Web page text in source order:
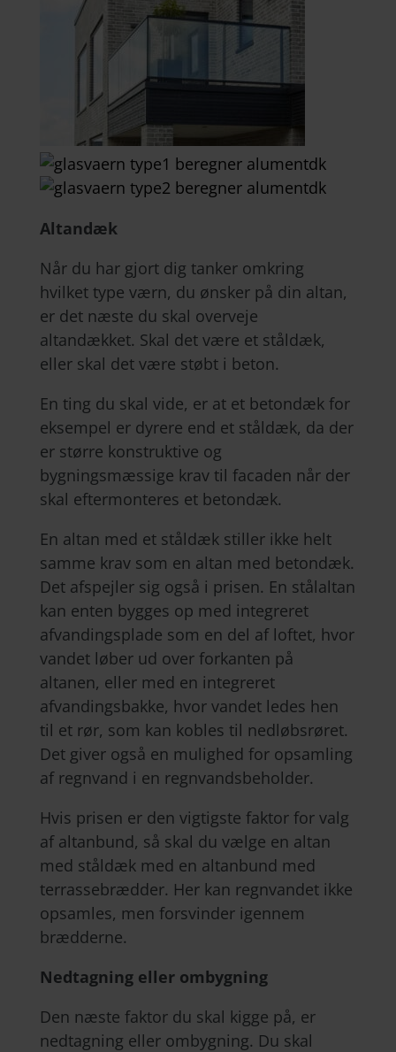
Altandæk
Når du har gjort dig tanker omkring
hvilket type værn, du ønsker på din altan,
er det næste du skal overveje
altandækket. Skal det være et ståldæk,
eller skal det være støbt i beton.
En ting du skal vide, er at et betondæk for
eksempel er dyrere end et ståldæk, da der
er større konstruktive og
bygningsmæssige krav til facaden når der
skal eftermonteres et betondæk.
En altan med et ståldæk stiller ikke helt
samme krav som en altan med betondæk.
Det afspejler sig også i prisen. En stålaltan
kan enten bygges op med integreret
afvandingsplade som en del af loftet, hvor
vandet løber ud over forkanten på
altanen, eller med en integreret
afvandingsbakke, hvor vandet ledes hen
til et rør, som kan kobles til nedløbsrøret.
Det giver også en mulighed for opsamling
af regnvand i en regnvandsbeholder.
Hvis prisen er den vigtigste faktor for valg
af altanbund, så skal du vælge en altan
med ståldæk med en altanbund med
terrassebrædder. Her kan regnvandet ikke
opsamles, men forsvinder igennem
brædderne.
Nedtagning eller ombygning
Den næste faktor du skal kigge på, er
nedtagning eller ombygning. Du skal